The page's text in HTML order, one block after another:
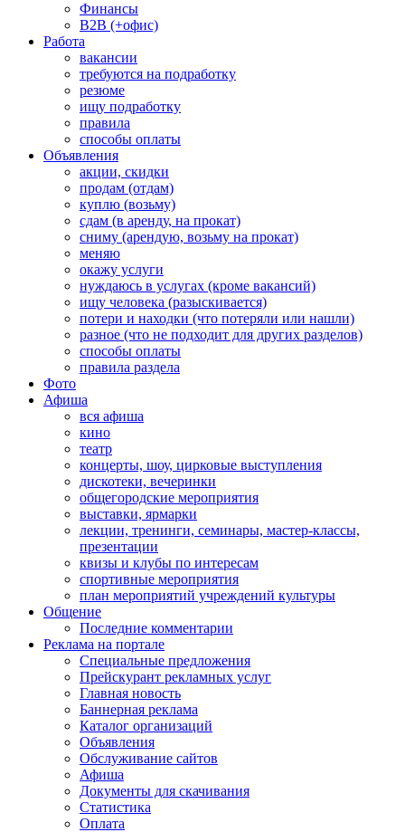
Финансы
B2B (+офис)
Работа
вакансии
требуются на подработку
резюме
ищу подработку
правила
способы оплаты
Объявления
акции, скидки
продам (отдам)
куплю (возьму)
сдам (в аренду, на прокат)
сниму (арендую, возьму на прокат)
меняю
окажу услуги
нуждаюсь в услугах (кроме вакансий)
ищу человека (разыскивается)
потери и находки (что потеряли или нашли)
разное (что не подходит для других разделов)
способы оплаты
правила раздела
Фото
Афиша
вся афиша
кино
театр
концерты, шоу, цирковые выступления
дискотеки, вечеринки
общегородские мероприятия
выставки, ярмарки
лекции, тренинги, семинары, мастер-классы,
презентации
квизы и клубы по интересам
спортивные мероприятия
план мероприятий учреждений культуры
Общение
Последние комментарии
Реклама на портале
Специальные предложения
Прейскурант рекламных услуг
Главная новость
Баннерная реклама
Каталог организаций
Объявления
Обслуживание сайтов
Афиша
Документы для скачивания
Статистика
Оплата